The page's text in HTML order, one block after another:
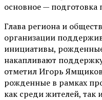
основное — подготовка
Глава региона и
организации
инициативы,
накапливают
отметил Игорь
рожденные в рамках
как среди жителей, так